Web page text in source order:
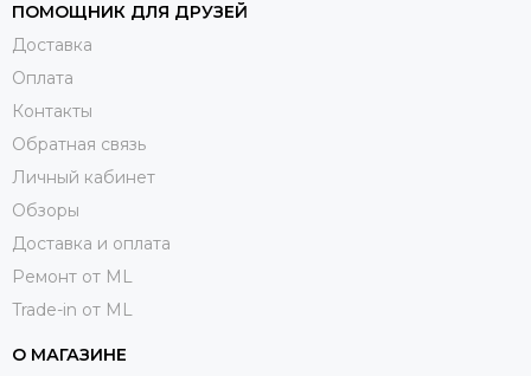
ПОМОЩНИК ДЛЯ ДРУЗЕЙ
Доставка
Оплата
Контакты
Обратная связь
Личный кабинет
Обзоры
Доставка и оплата
Ремонт от ML
Trade-in от ML
О МАГАЗИНЕ